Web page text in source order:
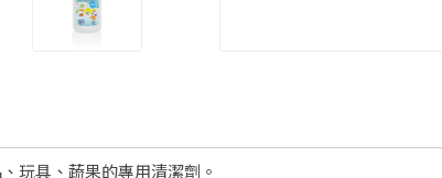
玩具、蔬果的專用清潔劑。